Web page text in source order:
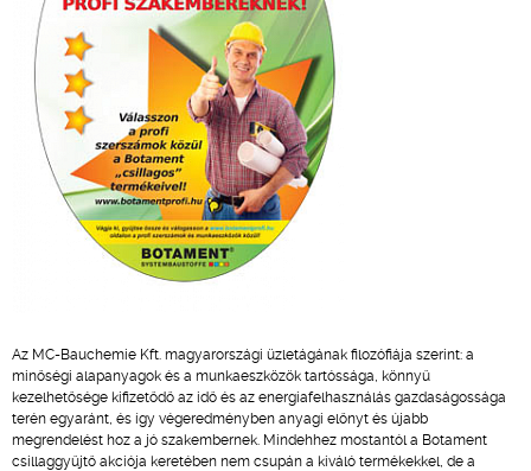
Az MC-Bauchemie Kft. magyarországi üzletágának filozófiája szerint: a
minőségi alapanyagok és a munkaeszközök tartóssága, könnyű
kezelhetősége kifizetődő az idő és az energiafelhasználás gazdaságossága
terén egyaránt, és így végeredményben anyagi előnyt és újabb
megrendelést hoz a jó szakembernek. Mindehhez mostantól a Botament
csillaggyűjtő akciója keretében nem csupán a kiváló termékekkel, de a